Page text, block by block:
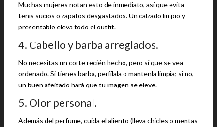
Muchas mujeres notan esto de inmediato, así que evita
tenis sucios o zapatos desgastados. Un calzado limpio y
presentable eleva todo el outfit.
4. Cabello y barba arreglados.
No necesitas un corte recién hecho, pero sí que se vea
ordenado. Si tienes barba, perfílala o mantenla limpia; si no,
un buen afeitado hará que tu imagen se eleve.
5. Olor personal.
Además del perfume, cuida el aliento (lleva chicles o mentas